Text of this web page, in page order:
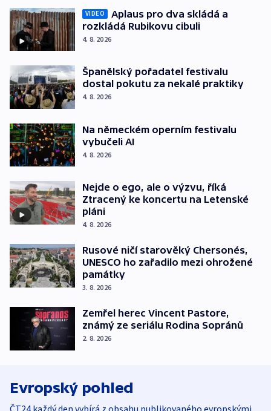
VIDEO
Aplaus pro dva skládá a
rozkládá Rubikovu cibuli
4. 8. 2026
Španělský pořadatel festivalu
dostal pokutu za nekalé praktiky
4. 8. 2026
Na německém operním festivalu
vybučeli AI
4. 8. 2026
Nejde o ego, ale o výzvu, říká
Ztracený ke koncertu na Letenské
pláni
4. 8. 2026
Rusové ničí starověký Chersonés,
UNESCO ho zařadilo mezi ohrožené
památky
3. 8. 2026
Zemřel herec Vincent Pastore,
známý ze seriálu Rodina Sopránů
2. 8. 2026
Evropský pohled
ČT24 každý den vybírá z obsahu publikovaného evropskými